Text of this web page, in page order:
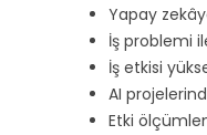
Yapay
İş problemi
İş etkisi
AI
Etki